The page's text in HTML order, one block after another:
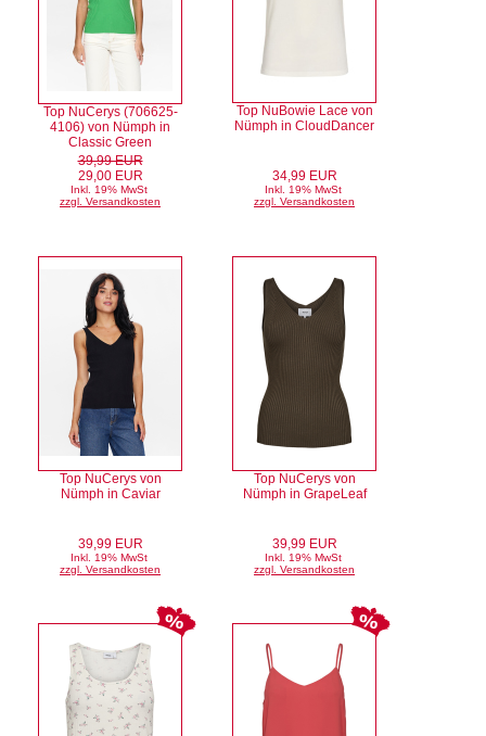
Top NuCerys (706625-
4106) von Nümph in
Classic Green
39,99 EUR
29,00 EUR
Inkl. 19% MwSt
zzgl. Versandkosten
Top NuBowie Lace von
Nümph in CloudDancer
34,99 EUR
Inkl. 19% MwSt
zzgl. Versandkosten
Top NuCerys von
Nümph in Caviar
39,99 EUR
Inkl. 19% MwSt
zzgl. Versandkosten
Top NuCerys von
Nümph in GrapeLeaf
39,99 EUR
Inkl. 19% MwSt
zzgl. Versandkosten